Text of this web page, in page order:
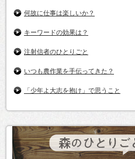
何故に仕事は楽しいか？
キーワードの効果は？
注射信者のひとりごと
いつも農作業を手伝ってきた？
「少年よ大志を抱け」で思うこと